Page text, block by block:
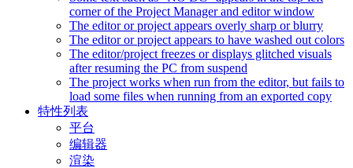
corner of the Project Manager and editor window
The editor or project appears overly sharp or blurry
The editor or project appears to have washed out colors
The editor/project freezes or displays glitched visuals
after resuming the PC from suspend
The project works when run from the editor, but fails to
load some files when running from an exported copy
特性列表
平台
编辑器
渲染